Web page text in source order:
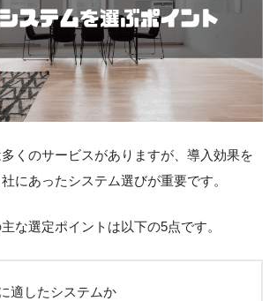
くのサービスがありますが、導入効果を
にあったシステム選びが重要です。
な選定ポイントは以下の5点です。
適したシステムか